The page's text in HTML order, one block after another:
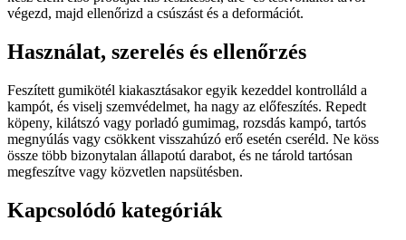
végezd, majd ellenőrizd a csúszást és a deformációt.
Használat, szerelés és ellenőrzés
Feszített gumikötél kiakasztásakor egyik kezeddel kontrolláld a
kampót, és viselj szemvédelmet, ha nagy az előfeszítés. Repedt
köpeny, kilátszó vagy porladó gumimag, rozsdás kampó, tartós
megnyúlás vagy csökkent visszahúzó erő esetén cseréld. Ne köss
össze több bizonytalan állapotú darabot, és ne tárold tartósan
megfeszítve vagy közvetlen napsütésben.
Kapcsolódó kategóriák